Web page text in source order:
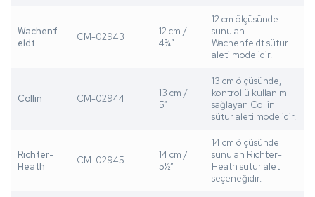
Wachenf
eldt
CM-02943
12 cm /
4¾”
12 cm ölçüsünde
sunulan
Wachenfeldt sütur
aleti modelidir.
Collin CM-02944
13 cm /
5”
13 cm ölçüsünde,
kontrollü kullanım
sağlayan Collin
sütur aleti modelidir.
Richter-
Heath
CM-02945
14 cm /
5½”
14 cm ölçüsünde
sunulan Richter-
Heath sütur aleti
seçeneğidir.